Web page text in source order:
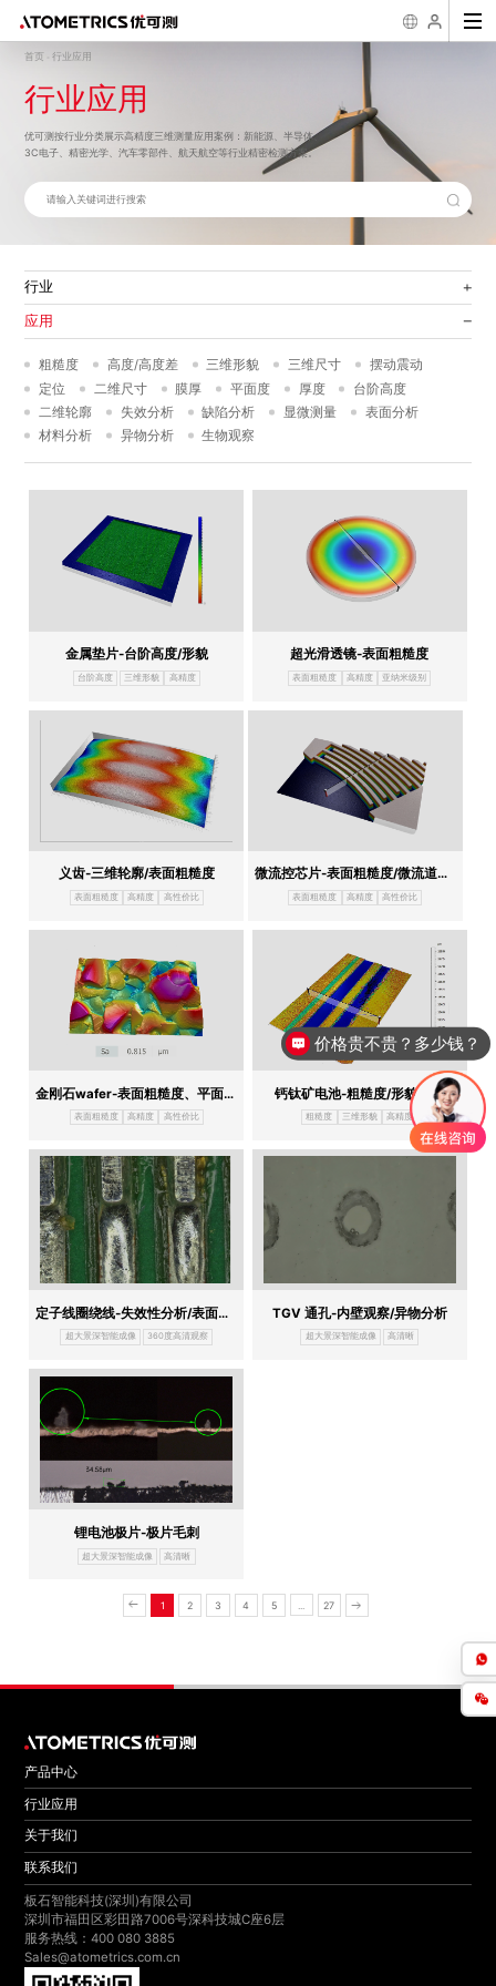
传感器
系列
激光位移传感器 SL
3D线光谱共焦传感
器 AS系列
光谱共焦位移传感器
二维尺寸测量
FM系列
一键式影像测量仪
白光干涉仪 AM-
7000系列
白光干涉仪 AM-
8000系列
2D/3D缺陷观测
超景深数码显微镜
AH系列
结构测量
系列
衍射三维形貌仪 NM
晶圆三维检测设备
封装基板3D自动检
列
晶圆厚度/TTV/翘曲
自动测量设备 APS
行业
精密加工
显示面板 医疗 摩擦磨损 微纳加工
汽车
样机演示/测试 下载中心
公司新闻 行业案例
机械加工入门 几何公差学习 测量知识 粗糙度学习
公司简介
企业文化 发展历程
首页 -行业应用
行业应用
优可测按行业分类展示高精度三维测量应用案例：新能源、半导体、
3C电子、精密光学、汽车零部件、航天航空等行业精密检测方案。
行业
应用
粗糙度 高度/高度差 三维形貌 三维尺寸
摆动震动
定位
二维尺寸 膜厚 平面度 厚度
台阶高度
二维轮廓
失效分析 缺陷分析 显微测量
表面分析
材料分析
异物分析 生物观察
金属垫片-台阶高度/形貌
台阶高度 三维形貌 高精度
超光滑透镜-表面粗糙度
表面粗糙度 高精度 亚纳米级别
义齿-三维轮廓/表面粗糙度
表面粗糙度 高精度 高性价比
微流控芯片-表面粗糙度/微流道高度宽度
表面粗糙度 高精度 高性价比
金刚石wafer-表面粗糙度、平面度/平整度
表面粗糙度 高精度 高性价比
钙钛矿电池-粗糙度/形貌分析
粗糙度 三维形貌 高精度
定子线圈绕线-失效性分析/表面缺陷
超大景深智能成像 360度高清观察
TGV 通孔-内壁观察/异物分析
超大景深智能成像 高清晰
锂电池极片-极片毛刺
超大景深智能成像 高清晰
1 2 3 4 5 27
产品中心
行业应用
关于我们
联系我们
板石智能科技(深圳)有限公司
深圳市福田区彩田路7006号深科技城C座6层
服务热线：400 080 3885
Sales@atometrics.com.cn
价格贵不贵？多少钱？